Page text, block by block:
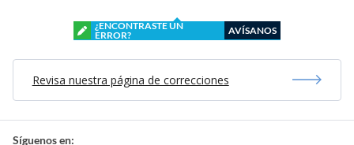
¿ENCONTRASTE UN
ERROR?
AVÍSANOS
Revisa nuestra página de correcciones
Síguenos en: